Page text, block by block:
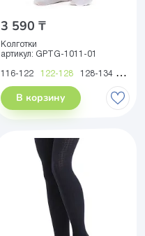
3 590 ₸
Колготки
артикул: GPTG-1011-01
116-122 122-128 128-134 134-
В корзину